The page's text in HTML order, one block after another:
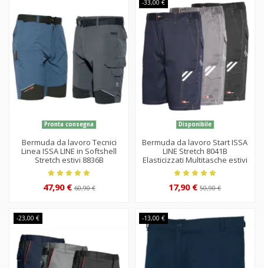
Pronta consegna
Bermuda da lavoro Tecnici
Linea ISSA LINE in Softshell
Stretch estivi 8836B
47,90 €60,90 €
-33,00 €
Disponibile
Bermuda da lavoro Start ISSA
LINE Stretch 8041B
Elasticizzati Multitasche estivi
17,90 €50,90 €
-23,00 € -13,00 €